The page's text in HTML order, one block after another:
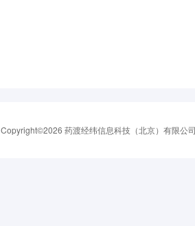
Copyright©2026 药渡经纬信息科技（北京）有限公